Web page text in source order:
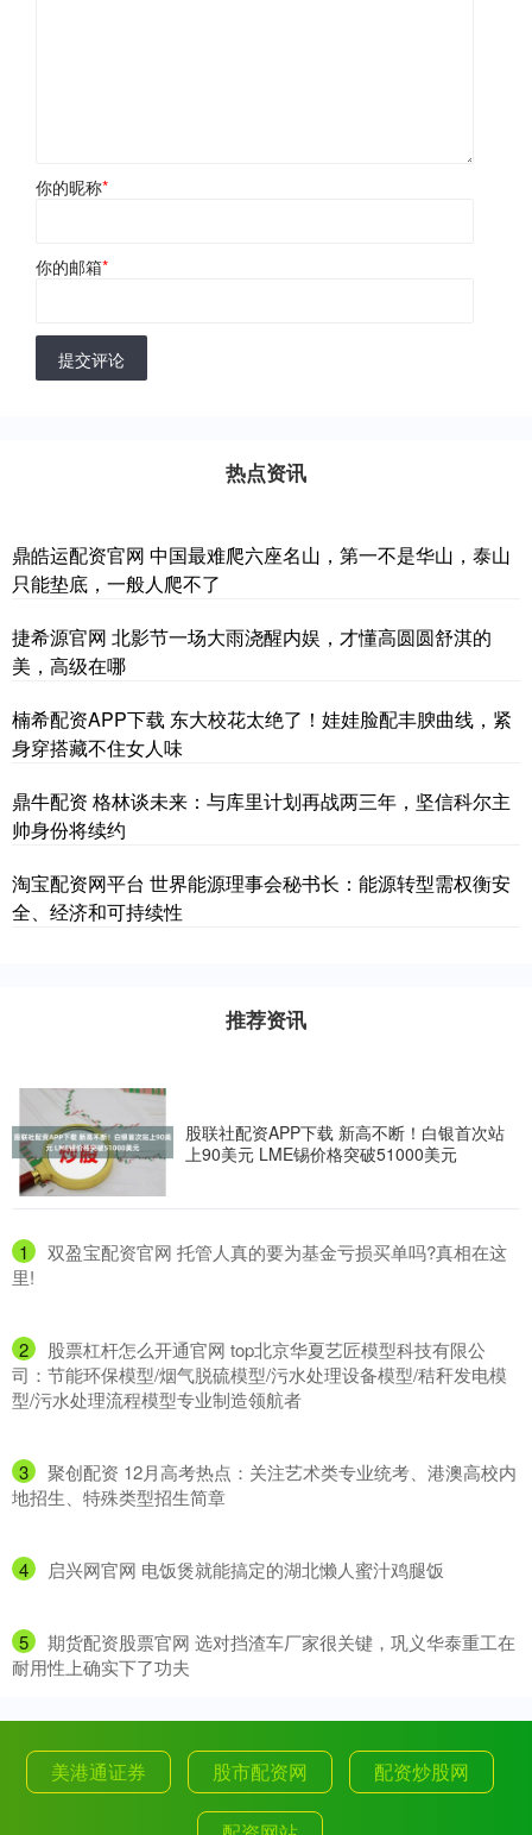
你的昵称*
你的邮箱*
提交评论
热点资讯
鼎皓运配资官网 中国最难爬六座名山，第一不是华山，泰山
只能垫底，一般人爬不了
捷希源官网 北影节一场大雨浇醒内娱，才懂高圆圆舒淇的
美，高级在哪
楠希配资APP下载 东大校花太绝了！娃娃脸配丰腴曲线，紧
身穿搭藏不住女人味
鼎牛配资 格林谈未来：与库里计划再战两三年，坚信科尔主
帅身份将续约
淘宝配资网平台 世界能源理事会秘书长：能源转型需权衡安
全、经济和可持续性
推荐资讯
股联社配资APP下载 新高不断！白银首次站
上90美元 LME锡价格突破51000美元
1
​双盈宝配资官网 托管人真的要为基金亏损买单吗?真相在这
里!
2
​股票杠杆怎么开通官网 top北京华夏艺匠模型科技有限公
司：节能环保模型/烟气脱硫模型/污水处理设备模型/秸秆发电模
型/污水处理流程模型专业制造领航者
3
​聚创配资 12月高考热点：关注艺术类专业统考、港澳高校内
地招生、特殊类型招生简章
4 ​启兴网官网 电饭煲就能搞定的湖北懒人蜜汁鸡腿饭
5
​期货配资股票官网 选对挡渣车厂家很关键，巩义华泰重工在
耐用性上确实下了功夫
美港通证券 股市配资网 配资炒股网